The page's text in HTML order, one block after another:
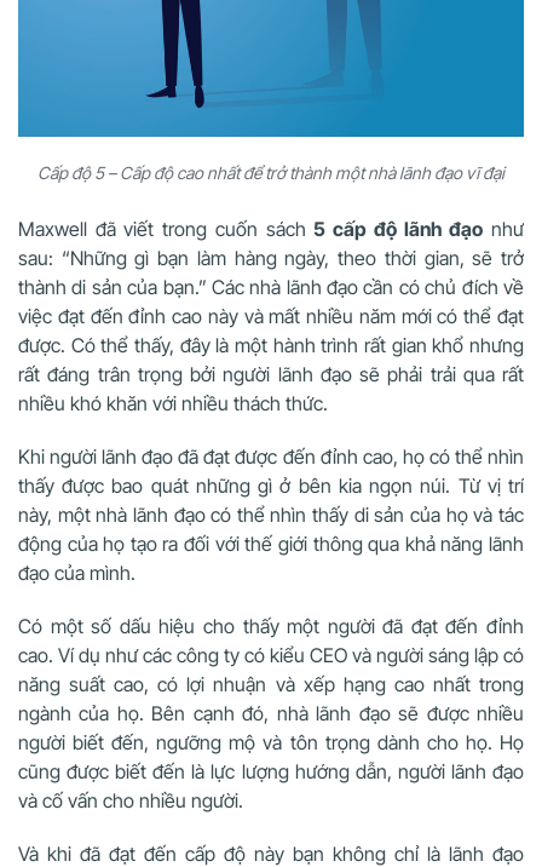
Cấp độ 5 – Cấp độ cao nhất để trở thành một nhà lãnh đạo vĩ đại
Maxwell đã viết trong cuốn sách5 cấp độ lãnh đạo như
sau: “Những gì bạn làm hàng ngày, theo thời gian, sẽ trở
thành di sản của bạn.” Các nhà lãnh đạo cần có chủ đích về
việc đạt đến đỉnh cao này và mất nhiều năm mới có thể đạt
được. Có thể thấy, đây là một hành trình rất gian khổ nhưng
rất đáng trân trọng bởi người lãnh đạo sẽ phải trải qua rất
nhiều khó khăn với nhiều thách thức.
Khi người lãnh đạo đã đạt được đến đỉnh cao, họ có thể nhìn
thấy được bao quát những gì ở bên kia ngọn núi. Từ vị trí
này, một nhà lãnh đạo có thể nhìn thấy di sản của họ và tác
động của họ tạo ra đối với thế giới thông qua khả năng lãnh
đạo của mình.
Có một số dấu hiệu cho thấy một người đã đạt đến đỉnh
cao. Ví dụ như các công ty có kiểu CEO và người sáng lập có
năng suất cao, có lợi nhuận và xếp hạng cao nhất trong
ngành của họ. Bên cạnh đó, nhà lãnh đạo sẽ được nhiều
người biết đến, ngưỡng mộ và tôn trọng dành cho họ. Họ
cũng được biết đến là lực lượng hướng dẫn, người lãnh đạo
và cố vấn cho nhiều người.
Và khi đã đạt đến cấp độ này bạn không chỉ là lãnh đạo